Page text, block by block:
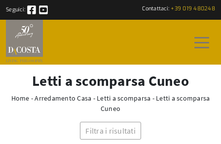
Seguici: Contattaci: +39 019 480248
Letti a scomparsa Cuneo
Home -Arredamento Casa - Letti a scomparsa - Letti a scomparsa
Cuneo
Filtra i risultati